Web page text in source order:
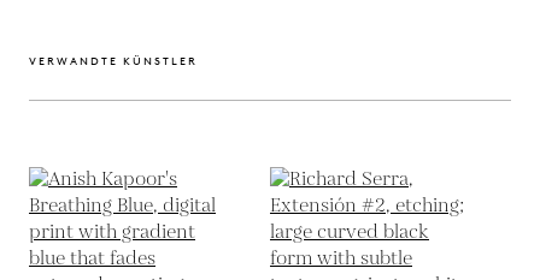
VERWANDTE KÜNSTLER